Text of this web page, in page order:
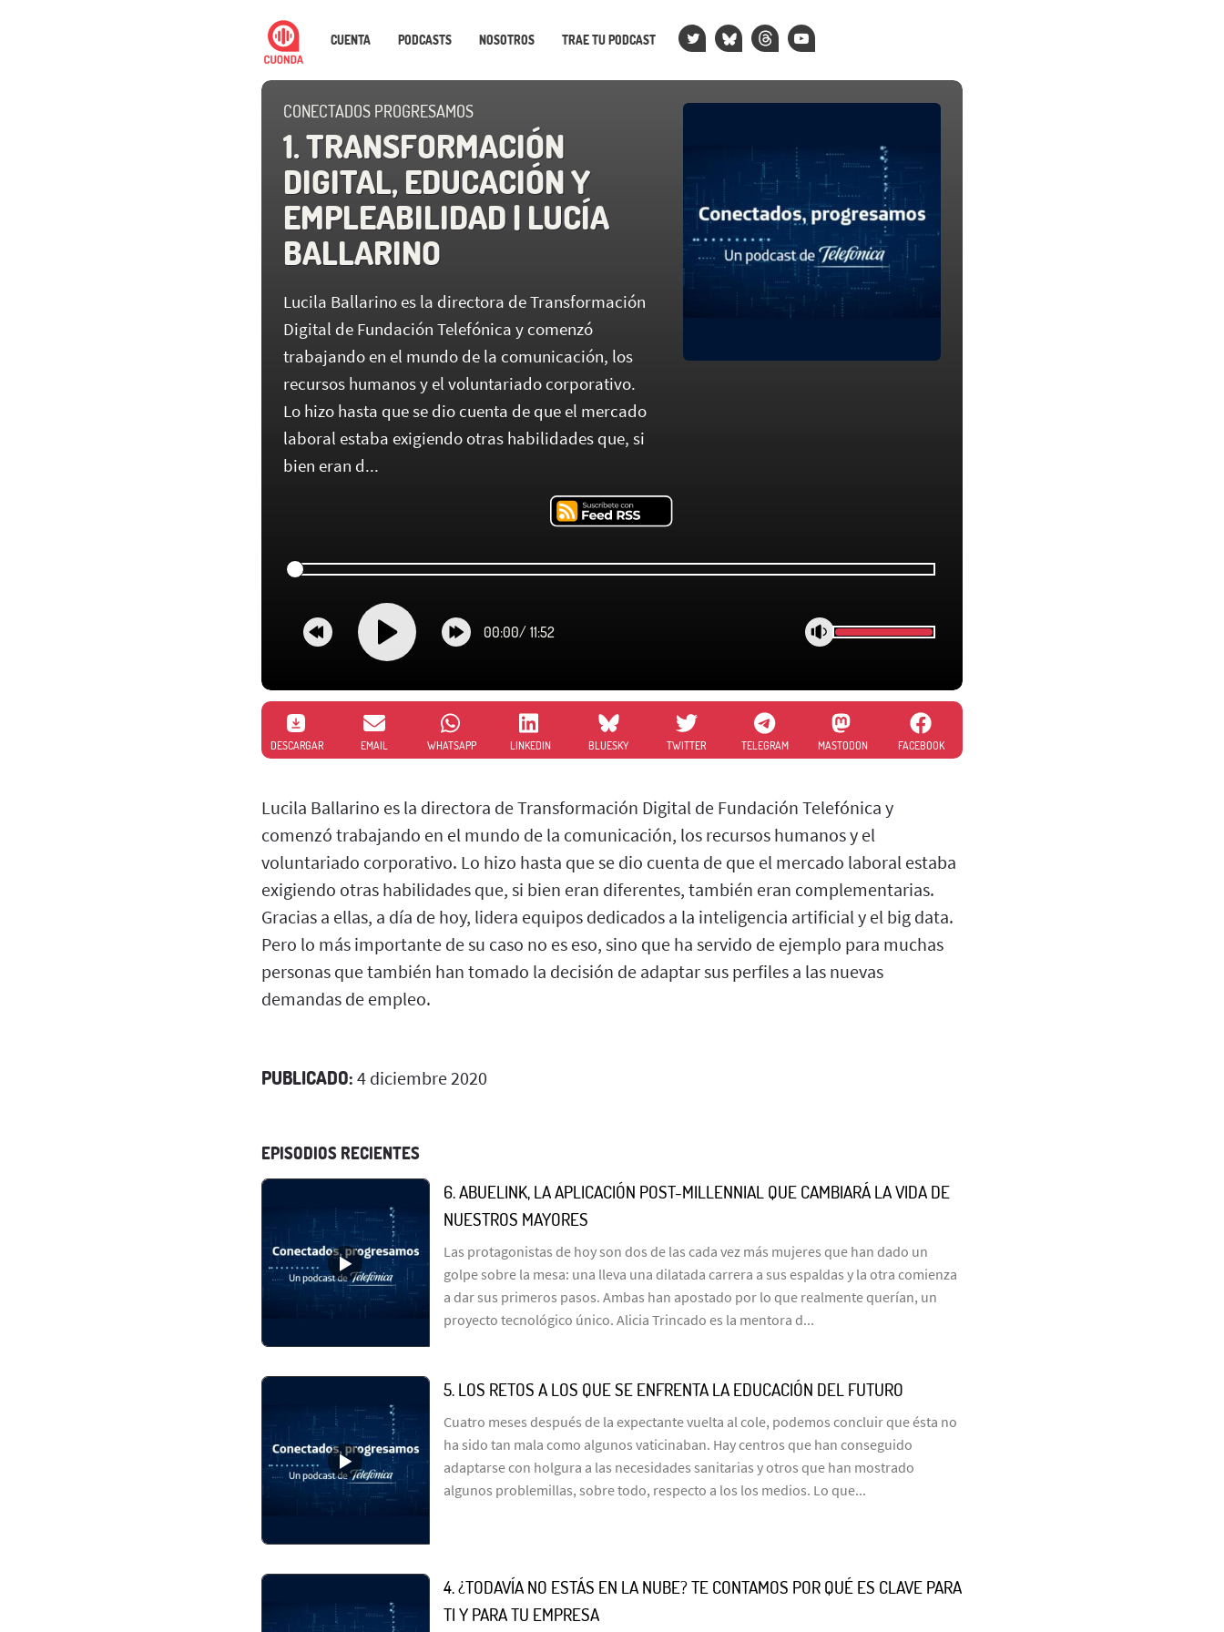
CUENTA PODCASTS NOSOTROS TRAE TU PODCAST
CONECTADOS PROGRESAMOS
1. TRANSFORMACIÓN
DIGITAL, EDUCACIÓN Y
EMPLEABILIDAD | LUCÍA
BALLARINO
Lucila Ballarino es la directora de Transformación
Digital de Fundación Telefónica y comenzó
trabajando en el mundo de la comunicación, los
recursos humanos y el voluntariado corporativo.
Lo hizo hasta que se dio cuenta de que el mercado
laboral estaba exigiendo otras habilidades que, si
bien eran d...
00:00/ 11:52
DESCARGAR EMAIL WHATSAPP LINKEDIN BLUESKY TWITTER TELEGRAM MASTODON FACEBOOK
Lucila Ballarino es la directora de Transformación Digital de Fundación Telefónica y
comenzó trabajando en el mundo de la comunicación, los recursos humanos y el
voluntariado corporativo. Lo hizo hasta que se dio cuenta de que el mercado laboral estaba
exigiendo otras habilidades que, si bien eran diferentes, también eran complementarias.
Gracias a ellas, a día de hoy, lidera equipos dedicados a la inteligencia artificial y el big data.
Pero lo más importante de su caso no es eso, sino que ha servido de ejemplo para muchas
personas que también han tomado la decisión de adaptar sus perfiles a las nuevas
demandas de empleo.
PUBLICADO: 4 diciembre 2020
EPISODIOS RECIENTES
6. ABUELINK, LA APLICACIÓN POST-MILLENNIAL QUE CAMBIARÁ LA VIDA DE
NUESTROS MAYORES
Las protagonistas de hoy son dos de las cada vez más mujeres que han dado un
golpe sobre la mesa: una lleva una dilatada carrera a sus espaldas y la otra comienza
a dar sus primeros pasos. Ambas han apostado por lo que realmente querían, un
proyecto tecnológico único. Alicia Trincado es la mentora d...
5. LOS RETOS A LOS QUE SE ENFRENTA LA EDUCACIÓN DEL FUTURO
Cuatro meses después de la expectante vuelta al cole, podemos concluir que ésta no
ha sido tan mala como algunos vaticinaban. Hay centros que han conseguido
adaptarse con holgura a las necesidades sanitarias y otros que han mostrado
algunos problemillas, sobre todo, respecto a los los medios. Lo que...
4. ¿TODAVÍA NO ESTÁS EN LA NUBE? TE CONTAMOS POR QUÉ ES CLAVE PARA
TI Y PARA TU EMPRESA